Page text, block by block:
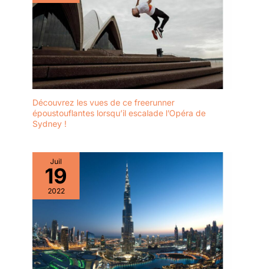
Découvrez les vues de ce freerunner
époustouflantes lorsqu’il escalade l’Opéra de
Sydney !
Juil
19
2022